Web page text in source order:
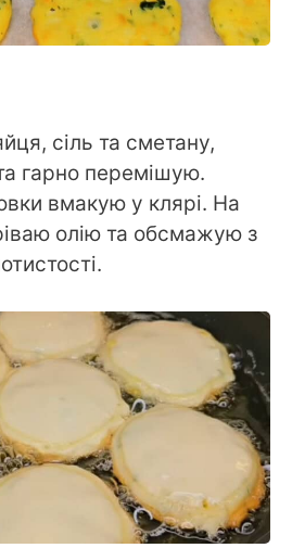
сіль та сметану,
гарно перемішую.
вмакую у клярі. На
олію та обсмажую з